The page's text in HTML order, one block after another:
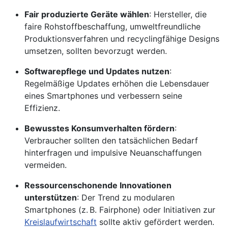
Fair produzierte Geräte wählen: Hersteller, die
faire Rohstoffbeschaffung, umweltfreundliche
Produktionsverfahren und recyclingfähige Designs
umsetzen, sollten bevorzugt werden.
Softwarepflege und Updates nutzen:
Regelmäßige Updates erhöhen die Lebensdauer
eines Smartphones und verbessern seine
Effizienz.
Bewusstes Konsumverhalten fördern:
Verbraucher sollten den tatsächlichen Bedarf
hinterfragen und impulsive Neuanschaffungen
vermeiden.
Ressourcenschonende Innovationen
unterstützen: Der Trend zu modularen
Smartphones (z. B. Fairphone) oder Initiativen zur
Kreislaufwirtschaft sollte aktiv gefördert werden.